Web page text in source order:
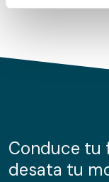
de cookies.
información sobre
nuestros partners
Conduce tu
desata tu